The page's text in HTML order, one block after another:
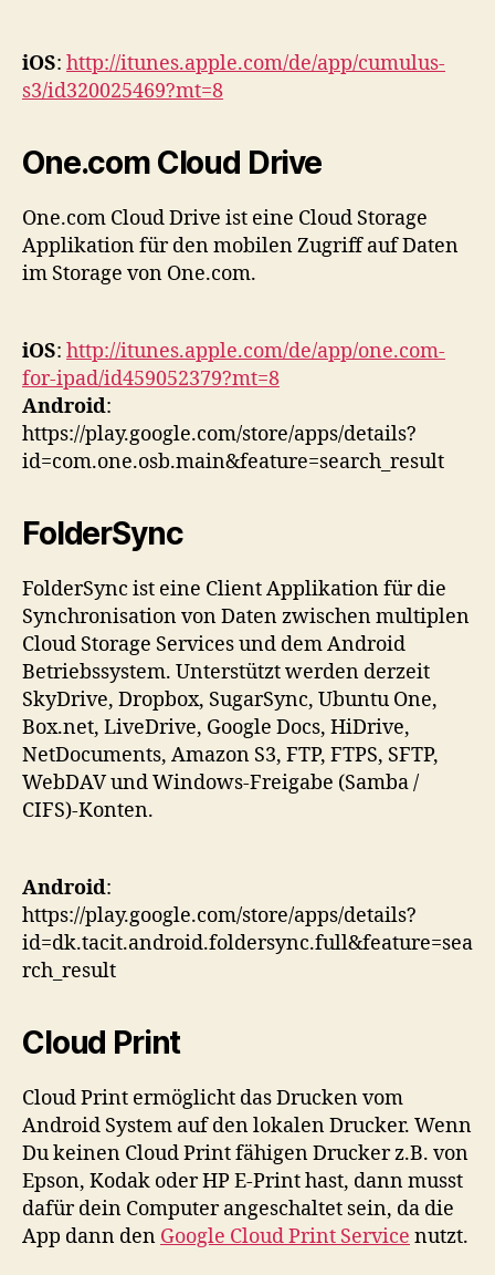
iOS: http://itunes.apple.com/de/app/cumulus-
s3/id320025469?mt=8
One.com Cloud Drive
One.com Cloud Drive ist eine Cloud Storage
Applikation für den mobilen Zugriff auf Daten
im Storage von One.com.
iOS: http://itunes.apple.com/de/app/one.com-
for-ipad/id459052379?mt=8
Android:
https://play.google.com/store/apps/details?
id=com.one.osb.main&feature=search_result
FolderSync
FolderSync ist eine Client Applikation für die
Synchronisation von Daten zwischen multiplen
Cloud Storage Services und dem Android
Betriebssystem. Unterstützt werden derzeit
SkyDrive, Dropbox, SugarSync, Ubuntu One,
Box.net, LiveDrive, Google Docs, HiDrive,
NetDocuments, Amazon S3, FTP, FTPS, SFTP,
WebDAV und Windows-Freigabe (Samba /
CIFS)-Konten.
Android:
https://play.google.com/store/apps/details?
id=dk.tacit.android.foldersync.full&feature=sea
rch_result
Cloud Print
Cloud Print ermöglicht das Drucken vom
Android System auf den lokalen Drucker. Wenn
Du keinen Cloud Print fähigen Drucker z.B. von
Epson, Kodak oder HP E-Print hast, dann musst
dafür dein Computer angeschaltet sein, da die
App dann den Google Cloud Print Service nutzt.